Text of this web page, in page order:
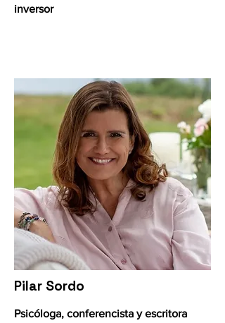
inversor
Pilar Sordo
Psicóloga, conferencista y escritora